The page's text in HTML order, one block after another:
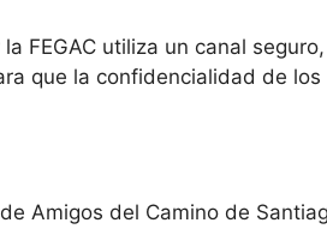
FEGAC utiliza un canal
que la confidencialidad de
Amigos del Camino de